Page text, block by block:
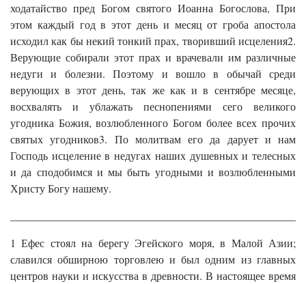
ходатайство пред Богом святого Иоанна Богослова, При
этом каждый год в этот день и месяц от гроба апостола
исходил как бы некий тонкий прах, творивший исцеления2.
Верующие собирали этот прах и врачевали им различные
недуги и болезни. Поэтому и вошло в обычай среди
верующих в этот день, так же как и в сентябре месяце,
восхвалять и ублажать песнопениями сего великого
угодника Божия, возлюбленного Богом более всех прочих
святых угодников3. По молитвам его да дарует и нам
Господь исцеление в недугах наших душевных и телесных
и да сподобимся и мы быть угодными и возлюбленными
Христу Богу нашему.
1 Ефес стоял на берегу Эгейского моря, в Малой Азии;
славился обширною торговлею и был одним из главных
центров науки и искусства в древности. В настоящее время